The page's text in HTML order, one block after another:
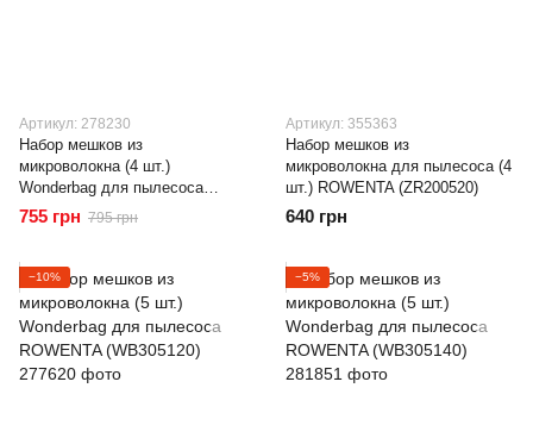
Артикул: 278230
Набор мешков из
микроволокна (4 шт.)
Wonderbag для пылесоса
ROWENTA (WB484740)
755 грн 795 грн
Артикул: 355363
Набор мешков из
микроволокна для пылесоса (4
шт.) ROWENTA (ZR200520)
640 грн
−10% −5%